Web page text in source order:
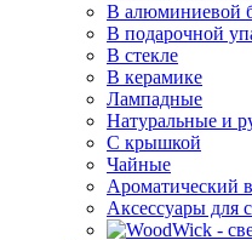
В алюминиевой
В подарочной
В стекле
В керамике
Лампадные
Натуральные и
С крышкой
Чайные
Ароматический
Аксессуары для